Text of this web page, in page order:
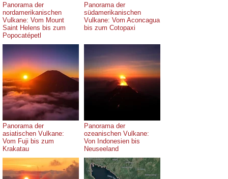
Panorama der
nordamerikanischen
Vulkane: Vom Mount
Saint Helens bis zum
Popocatépetl
Panorama der
südamerikanischen
Vulkane: Vom Aconcagua
bis zum Cotopaxi
Panorama der
asiatischen Vulkane:
Vom Fuji bis zum
Krakatau
Panorama der
ozeanischen Vulkane:
Von Indonesien bis
Neuseeland